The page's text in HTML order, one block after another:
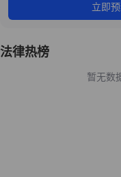
立即
法律热榜
暂无数